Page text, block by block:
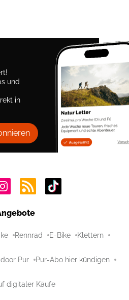
und
in
Rennrad E-Bike Klettern
Pur Pur-Abo hier kündigen
digitaler Käufe